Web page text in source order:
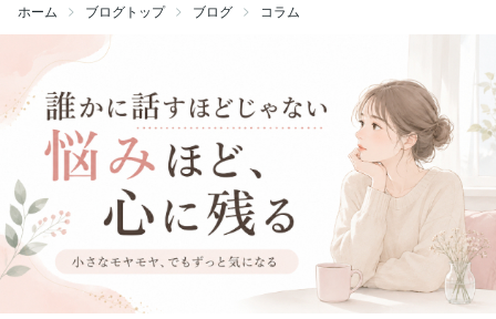
ホーム ブログトップ ブログ コラム